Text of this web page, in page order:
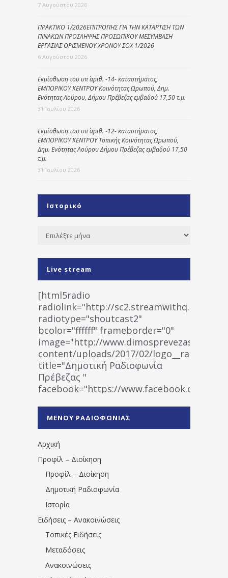
7 Αυγούστου 2026
ΠΡΑΚΤΙΚΟ 1/2026ΕΠΙΤΡΟΠΗΣ ΓΙΑ ΤΗΝ ΚΑΤΑΡΤΙΣΗ ΤΩΝ
ΠΙΝΑΚΩΝ ΠΡΟΣΛΗΨΗΣ ΠΡΟΣΩΠΙΚΟΥ ΜΕΣΥΜΒΑΣΗ
ΕΡΓΑΣΙΑΣ ΟΡΙΣΜΕΝΟΥ ΧΡΟΝΟΥ ΣΟΧ 1/2026
6 Αυγούστου 2026
Εκμίσθωση του υπ΄ αριθ. -14- καταστήματος,
ΕΜΠΟΡΙΚΟΥ ΚΕΝΤΡΟΥ Κοινότητας Ωρωπού, Δημ.
Ενότητας Λούρου, Δήμου Πρέβεζας εμβαδού 17,50 τ.μ.
31 Ιουλίου 2026
Εκμίσθωση του υπ΄ αριθ. -12- καταστήματος,
ΕΜΠΟΡΙΚΟΥ ΚΕΝΤΡΟΥ Τοπικής Κοινότητας Ωρωπού,
Δημ. Ενότητας Λούρου Δήμου Πρέβεζας εμβαδού 17,50
τ.μ.
31 Ιουλίου 2026
Ιστορικό
Ιστορικό
Live stream
[html5radio
radiolink="http://
radiotype="shoutcast2"
bcolor="ffffff" frameborder="0"
image="http://www.dimosprevezas.gr/wp-
content/uploads/2017/02/
title="Δημοτική Ραδιοφωνία
Πρέβεζας "
facebook="https://www.facebook.com/
1531194763766854/" artist="" ]
ΜΕΝΟΥ ΡΑΔΙΟΦΩΝΙΑΣ
Αρχική
Προφίλ – Διοίκηση
Προφίλ – Διοίκηση
Δημοτική Ραδιοφωνία
Ιστορία
Ειδήσεις – Ανακοινώσεις
Τοπικές Ειδήσεις
Μεταδόσεις
Ανακοινώσεις